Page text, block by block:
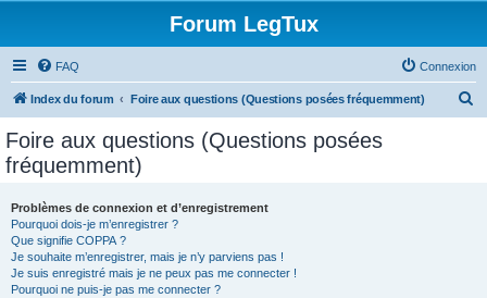
Forum LegTux
FAQ Connexion
Index du forum Foire aux questions (Questions posées fréquemment)
Foire aux questions (Questions posées
fréquemment)
Problèmes de connexion et d’enregistrement
Pourquoi dois-je m’enregistrer ?
Que signifie COPPA ?
Je souhaite m’enregistrer, mais je n’y parviens pas !
Je suis enregistré mais je ne peux pas me connecter !
Pourquoi ne puis-je pas me connecter ?